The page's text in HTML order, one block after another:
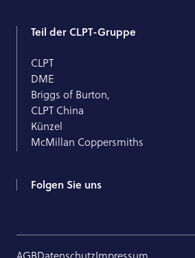
Teil der CLPT-Gruppe
CLPT
DME
Briggs of Burton,
CLPT China
Künzel
McMillan Coppersmiths
Folgen Sie uns